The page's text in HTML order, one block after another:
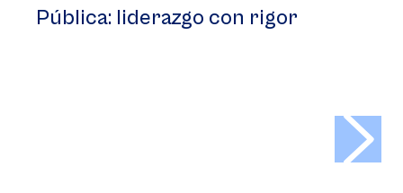
Pública: liderazgo con rigor